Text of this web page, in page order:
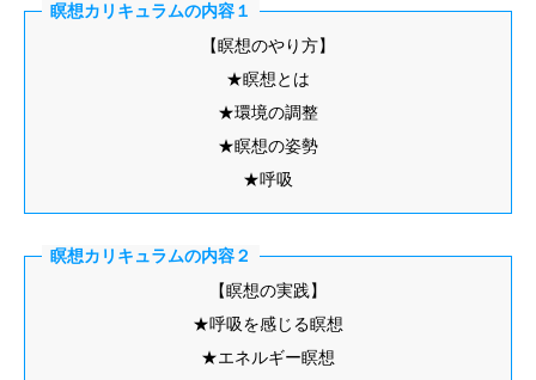
瞑想カリキュラムの内容１
【瞑想のやり方】
★瞑想とは
★環境の調整
★瞑想の姿勢
★呼吸
瞑想カリキュラムの内容２
【瞑想の実践】
★呼吸を感じる瞑想
★エネルギー瞑想